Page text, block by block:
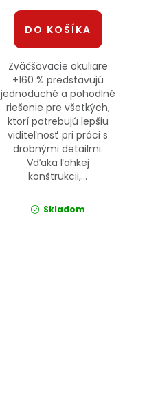
DO KOŠÍKA
Zväčšovacie okuliare
+160 % predstavujú
jednoduché a pohodlné
riešenie pre všetkých,
ktorí potrebujú lepšiu
viditeľnosť pri práci s
drobnými detailmi.
Vďaka ľahkej
konštrukcii,...
Skladom